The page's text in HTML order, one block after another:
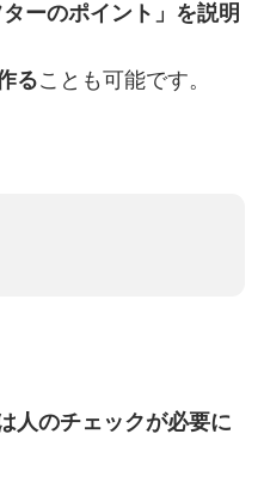
ーのポイント」を説明
ることも可能です。
人のチェックが必要に